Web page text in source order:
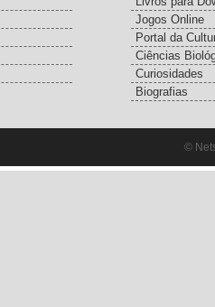
Jogos Online
Portal da
Ciências
Curiosidades
Biografias
©